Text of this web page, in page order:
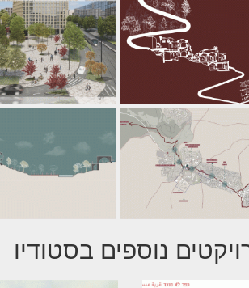
נוספים בסטודיו